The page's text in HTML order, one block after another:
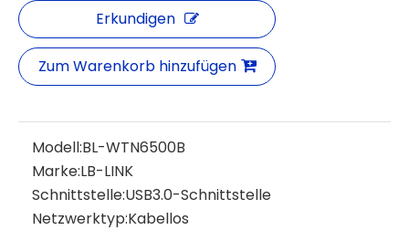
Erkundigen
Zum Warenkorb hinzufügen
Modell:BL-WTN6500B
Marke:LB-LINK
Schnittstelle:USB3.0-Schnittstelle
Netzwerktyp:Kabellos